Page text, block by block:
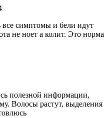
все симптомы и бели идут
не ноет а колит. Это норма
полезной информации,
Волосы растут, выделения